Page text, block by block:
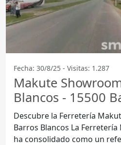
Fecha: 30/8/25 - Visitas: 1.287
Makute
Blancos - 15500
Descubre la Ferretería
Barros Blancos La Ferretería Makute Showroom se
ha consolidado como un